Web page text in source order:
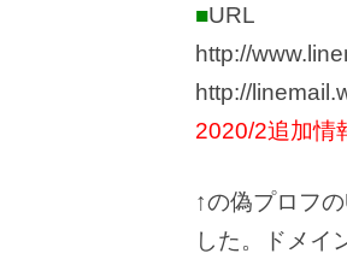
■URL
http://
http://
2020/2追加情
↑の偽プロフ
した。ドメイ